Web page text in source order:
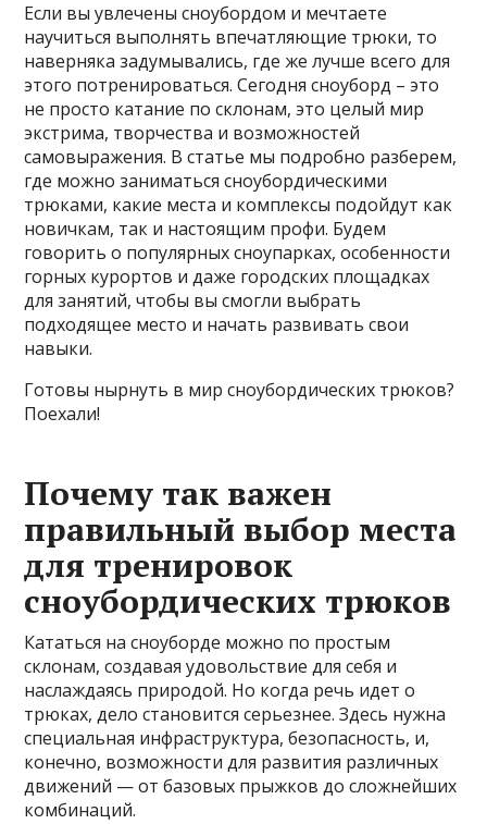
Если вы увлечены сноубордом и мечтаете
научиться выполнять впечатляющие трюки, то
наверняка задумывались, где же лучше всего для
этого потренироваться. Сегодня сноуборд – это
не просто катание по склонам, это целый мир
экстрима, творчества и возможностей
самовыражения. В статье мы подробно разберем,
где можно заниматься сноубордическими
трюками, какие места и комплексы подойдут как
новичкам, так и настоящим профи. Будем
говорить о популярных сноупарках, особенности
горных курортов и даже городских площадках
для занятий, чтобы вы смогли выбрать
подходящее место и начать развивать свои
навыки.
Готовы нырнуть в мир сноубордических трюков?
Поехали!
Почему так важен
правильный выбор места
для тренировок
сноубордических трюков
Кататься на сноуборде можно по простым
склонам, создавая удовольствие для себя и
наслаждаясь природой. Но когда речь идет о
трюках, дело становится серьезнее. Здесь нужна
специальная инфраструктура, безопасность, и,
конечно, возможности для развития различных
движений — от базовых прыжков до сложнейших
комбинаций.